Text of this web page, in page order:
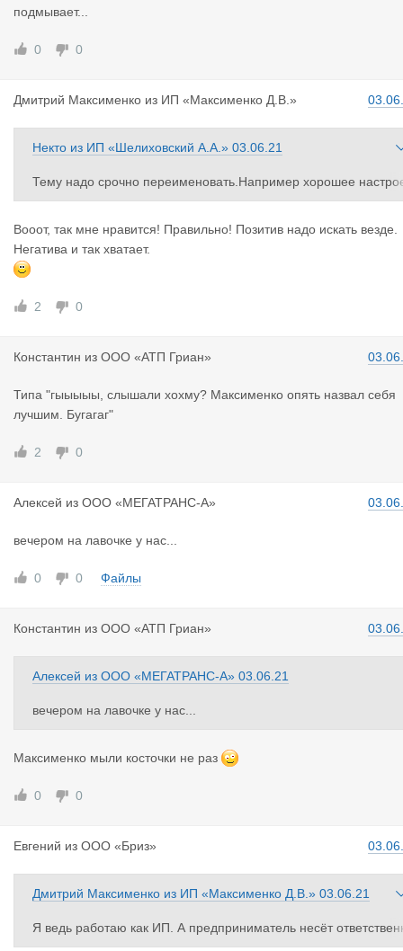
подмывает...
0 0
Дмитрий Максименко из ИП «Максименко Д.В.»
Некто из ИП «Шелиховский А.А.» 03.06.21
Тему надо срочно переименовать.Например хорошее
ние с Максименко.
Вооот, так мне нравится! Правильно! Позитив надо искать везде.
Негатива и так хватает.
2 0
Константин из ООО «АТП Гриан»
Типа "гыыыыы, слышали хохму? Максименко опять назвал себя
лучшим. Бугагаг"
2 0
Алексей из ООО «МЕГАТРАНС-А»
вечером на лавочке у нас...
0 0 Файлы
Константин из ООО «АТП Гриан»
Алексей из ООО «МЕГАТРАНС-А» 03.06.21
вечером на лавочке у нас...
Максименко мыли косточки не раз
0 0
Евгений из ООО «Бриз»
Дмитрий Максименко из ИП «Максименко Д.В.» 03.06.21
Я ведь работаю как ИП. А предприниматель несёт
ость всем своим имуществом, не правда ли? Квартирами,